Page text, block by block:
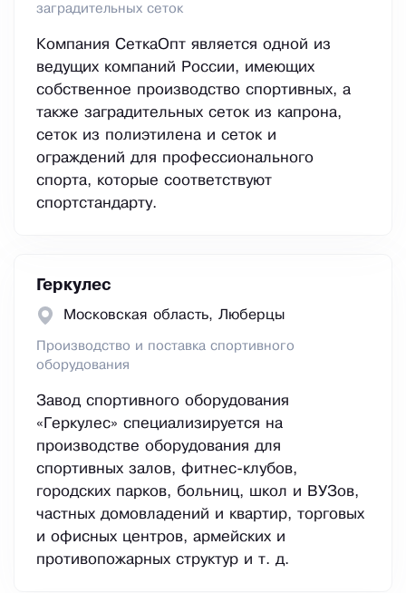
заградительных сеток
Компания СеткаОпт является одной из
ведущих компаний России, имеющих
собственное производство спортивных, а
также заградительных сеток из капрона,
сеток из полиэтилена и сеток и
ограждений для профессионального
спорта, которые соответствуют
спортстандарту.
Геркулес
Московская область, Люберцы
Производство и поставка спортивного
оборудования
Завод спортивного оборудования
«Геркулес» специализируется на
производстве оборудования для
спортивных залов, фитнес-клубов,
городских парков, больниц, школ и ВУЗов,
частных домовладений и квартир, торговых
и офисных центров, армейских и
противопожарных структур и т. д.